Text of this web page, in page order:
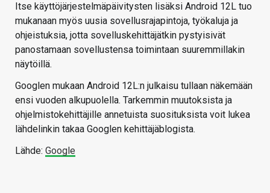
Itse käyttöjärjestelmäpäivitysten lisäksi Android 12L tuo
mukanaan myös uusia sovellusrajapintoja, työkaluja ja
ohjeistuksia, jotta sovelluskehittäjätkin pystyisivät
panostamaan sovellustensa toimintaan suuremmillakin
näytöillä.
Googlen mukaan Android 12L:n julkaisu tullaan näkemään
ensi vuoden alkupuolella. Tarkemmin muutoksista ja
ohjelmistokehittäjille annetuista suosituksista voit lukea
lähdelinkin takaa Googlen kehittäjäblogista.
Lähde: Google